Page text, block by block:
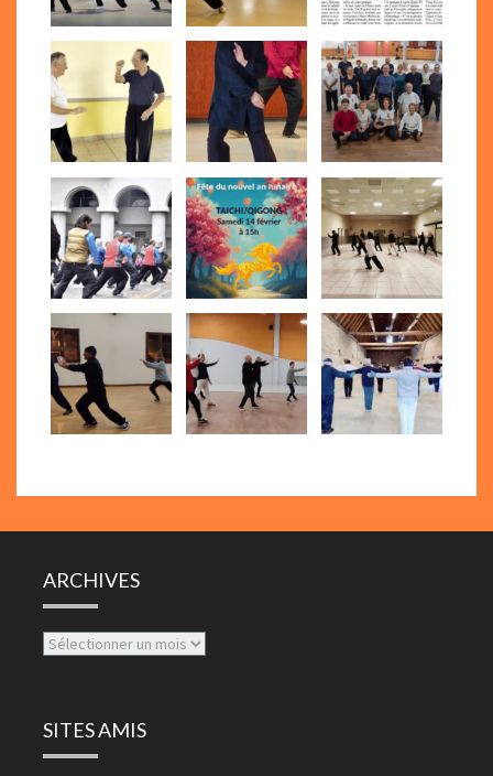
ARCHIVES
Archives
SITES AMIS